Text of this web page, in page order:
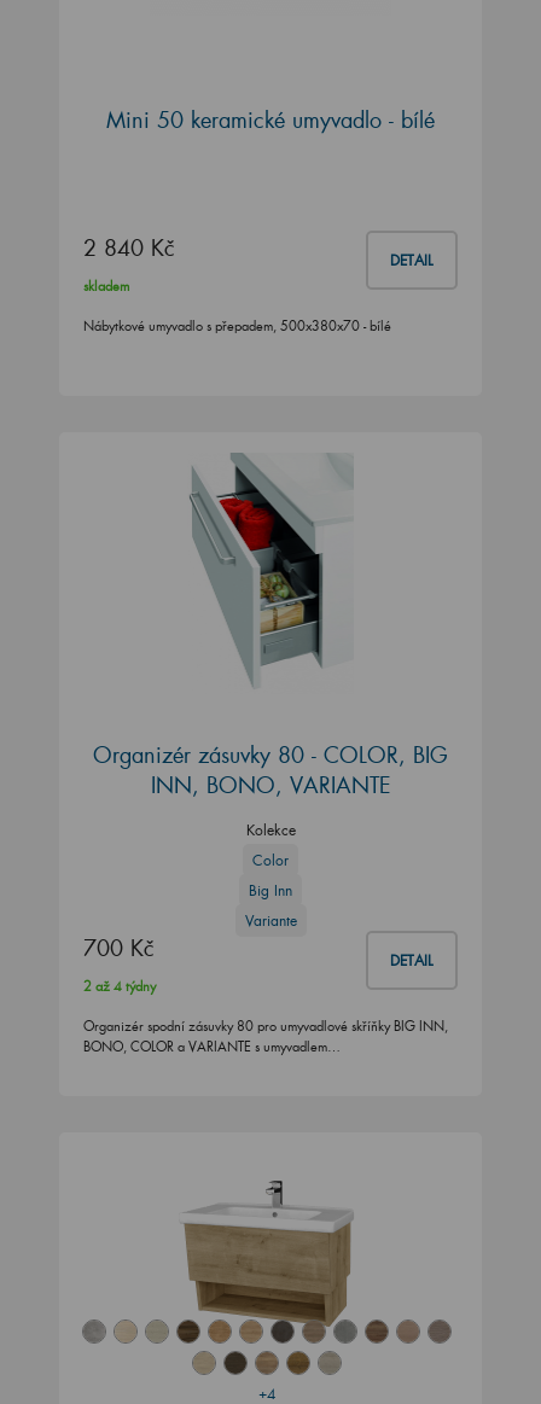
Mini 50 keramické umyvadlo - bílé
2 840 Kč DETAIL
skladem
Nábytkové umyvadlo s přepadem, 500x380x70 - bílé
Organizér zásuvky 80 - COLOR, BIG
INN, BONO, VARIANTE
Kolekce
Color
Big Inn
Variante
700 Kč DETAIL
2 až 4 týdny
Organizér spodní zásuvky 80 pro umyvadlové skříňky BIG INN,
BONO, COLOR a VARIANTE s umyvadlem…
+4